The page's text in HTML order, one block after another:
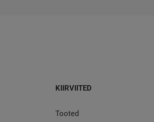
KIIRVIITED
Tooted